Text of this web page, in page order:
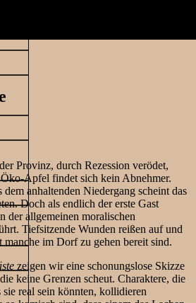
Provinz, durch Rezession verödet,
Apfel findet sich kein Abnehmer.
anhaltenden Niedergang scheint das
Doch als endlich der erste Gast
der allgemeinen moralischen
Tiefsitzende Wunden reißen auf und
im Dorf zu gehen bereit sind.
zeigen wir eine schonungslose Skizze
keine Grenzen scheut. Charaktere, die
sie real sein könnten, kollidieren